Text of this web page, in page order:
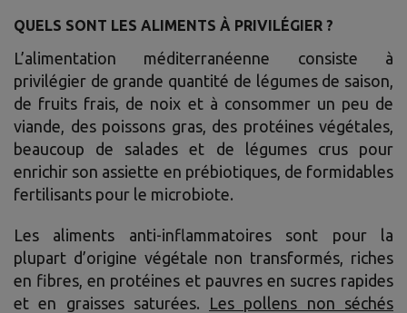
QUELS SONT LES ALIMENTS À PRIVILÉGIER ?
L’alimentation méditerranéenne consiste à
privilégier de grande quantité de légumes de saison,
de fruits frais, de noix et à consommer un peu de
viande, des poissons gras, des protéines végétales,
beaucoup de salades et de légumes crus pour
enrichir son assiette en prébiotiques, de formidables
fertilisants pour le microbiote.
Les aliments anti-inflammatoires sont pour la
plupart d’origine végétale non transformés, riches
en fibres, en protéines et pauvres en sucres rapides
et en graisses saturées. Les pollens non séchés